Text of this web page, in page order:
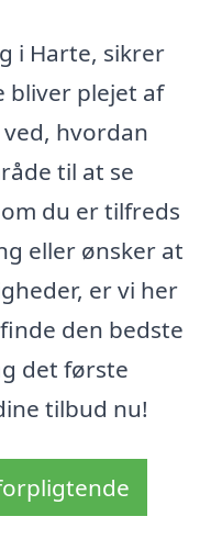
i Harte, sikrer
plejet af
hvordan
til at se
du er tilfreds
eller ønsker at
er vi her
den bedste
det første
tilbud nu!